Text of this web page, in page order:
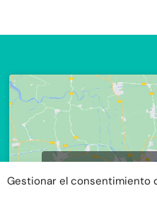
Gestionar el consentimiento
Haz clic para
marketing y